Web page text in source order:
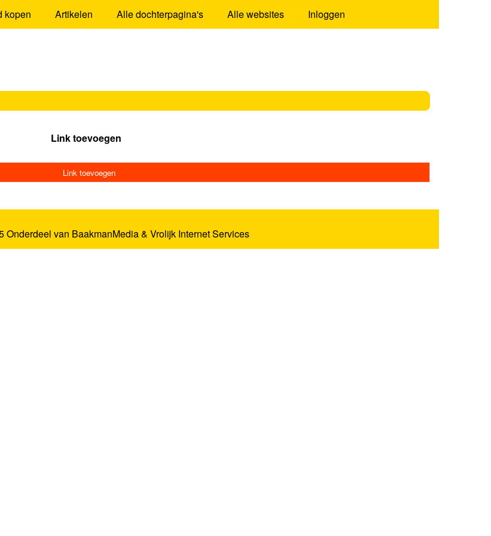
kopen Artikelen Alle dochterpagina's Alle websites Inloggen
Link toevoegen
Link toevoegen
Onderdeel van BaakmanMedia& Vrolijk Internet Services